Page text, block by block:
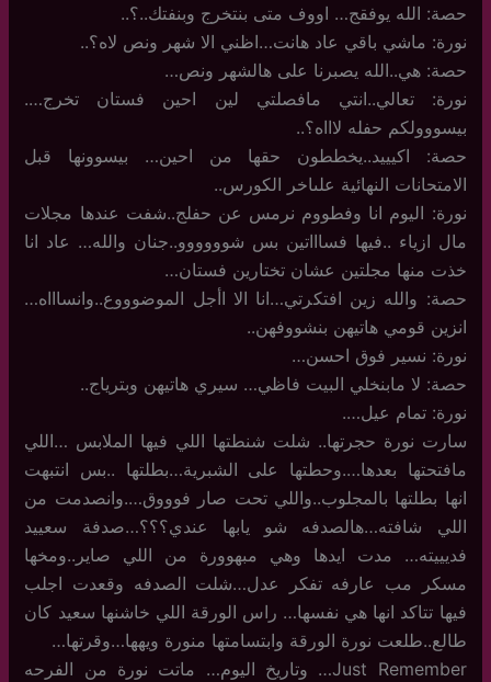
حصة: الله يوفقج… اووف متى بنتخرج وبنفتك..؟..
نورة: ماشي باقي عاد هانت…اظني الا شهر ونص لاه؟..
حصة: هي..الله يصبرنا على هالشهر ونص…
نورة: تعالي..انتي مافصلتي لين احين فستان تخرج….
بيسووولكم حفله لاااه؟..
حصة: اكيييد..يخططون حقها من احين… بيسوونها قبل
الامتحانات النهائية علىاخر الكورس..
نورة: اليوم انا وفطووم نرمس عن حفلج..شفت عندها مجلات
مال ازياء ..فيها فساااتين بس شوووووو..جنان والله… عاد انا
خذت منها مجلتين عشان تختارين فستان…
حصة: والله زين افتكرتي…انا الا اأجل الموضوووع..وانساااه…
انزين قومي هاتيهن بنشووفهن..
نورة: نسير فوق احسن…
حصة: لا مابنخلي البيت فاظي… سيري هاتيهن وبترياج..
نورة: تمام عيل….
سارت نورة حجرتها.. شلت شنطتها اللي فيها الملابس …اللي
مافتحتها بعدها….وحطتها على الشبرية…بطلتها ..بس انتبهت
انها بطلتها بالمجلوب..واللي تحت صار فوووق….وانصدمت من
اللي شافته…هالصدفه شو يابها عندي؟؟؟…صدفة سعييد
فديييته… مدت ايدها وهي مبهوورة من اللي صاير..ومخها
مسكر مب عارفه تفكر عدل…شلت الصدفه وقعدت اجلب
فيها تتاكد انها هي نفسها… راس الورقة اللي خاشنها سعيد كان
طالع..طلعت نورة الورقة وابتسامتها منورة ويهها…وقرتها…
Just Remember… وتاريخ اليوم… ماتت نورة من الفرحه